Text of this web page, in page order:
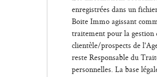
enregistrées dans un
Boite Immo agissant
traitement pour la gestion
clientèle/prospects de
reste Responsable du
personnelles. La base